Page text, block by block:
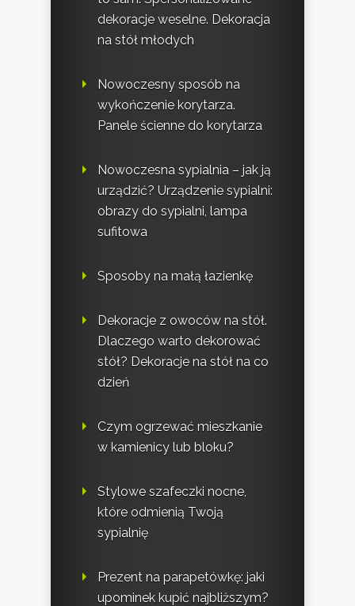
dekoracje weselne. Dekoracja
na stół młodych
Nowoczesny sposób na
wykończenie korytarza.
Panele ścienne do korytarza
Nowoczesna sypialnia – jak ją
urządzić? Urządzenie sypialni:
obrazy do sypialni, lampa
sufitowa
Sposoby na małą łazienkę
Dekoracje z owoców na stół.
Dlaczego warto dekorować
stół? Dekoracje na stół na co
dzień
Czym ogrzewać mieszkanie
w kamienicy lub bloku?
Stylowe szafeczki nocne,
które odmienią Twoją
sypialnię
Prezent na parapetówkę: jaki
upominek kupić najbliższym?